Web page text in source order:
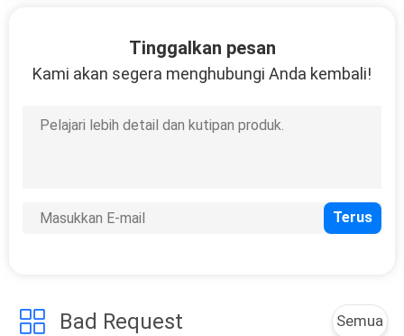
Baterai Li Fe 50A Sertifikat ISO9001 ISO14001 Antarmuka RS232 RS485
Baterai Li Fe 54V DC LiFePO4 9600Wh 100A 200Ah Kapasitas Terukur
Baterai Pisau 55 Derajat Tegangan Pengisian 55.5VDC Sertifikasi CE UN38.3
200 Ah VRLA 12V Baterai 559mm Panjang 125mm Lebar LionRock OEM
Tinggalkan pesan
Kami akan segera menghubungi Anda kembali!
Bad Request Semua